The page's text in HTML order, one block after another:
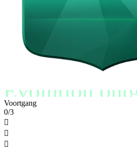
Evolution
Voortgang
0/3


